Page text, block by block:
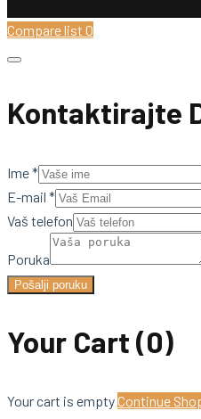
Compare list 0
Kontaktirajte
Ime*
E-mail *
Vaš telefon
Poruka
Pošalji poruku
Your Cart (0)
Your cart is emptyContinue